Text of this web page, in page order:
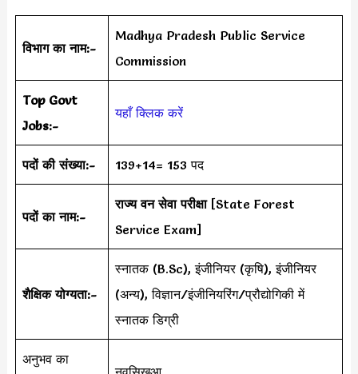
विभाग का नाम:-
Madhya Pradesh Public Service
Commission
Top Govt
Jobs:-
यहाँ क्लिक करें
पदों की संख्या:- 139+14= 153 पद
पदों का नाम:-
राज्य वन सेवा परीक्षा[State Forest
Service Exam]
शैक्षिक योग्यता:-
स्नातक (B.Sc), इंजीनियर (कृषि), इंजीनियर
(अन्य), विज्ञान/इंजीनियरिंग/प्रौद्योगिकी में
स्नातक डिग्री
अनुभव का